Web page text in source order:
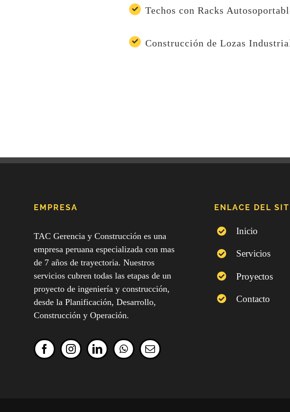
Techos con Racks
Construcción de Lozas
EMPRESA
TAC Gerencia y Construcción es una
empresa peruana especializada con mas
de 7 años de trayectoria. Nuestros
servicios cubren todas las etapas de un
proyecto de ingeniería y construcción,
desde la Planificación, Desarrollo,
Construcción y Operación.
ENLACE DEL
Inicio
Servicios
Proyectos
Contacto